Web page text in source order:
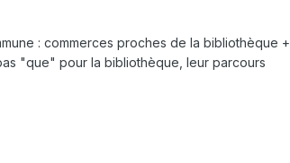
: commerces proches de la bibliothèque +
"que" pour la bibliothèque, leur parcours